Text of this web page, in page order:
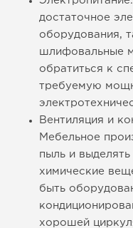
достаточное
оборудования,
шлифовальные
обратиться к
требуемую
Вентиляция и
Мебельное
пыль и
химические
быть
хорошей